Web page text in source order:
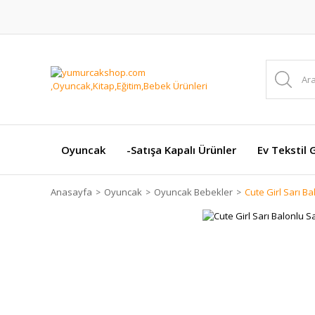
Oyuncak -Satışa Kapalı Ürünler Ev Tekstil
Anasayfa Oyuncak Oyuncak Bebekler Cute Girl Sarı